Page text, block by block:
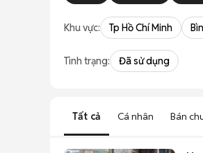
Khu vực: Tp Hồ Chí Minh
Tình trạng: Đã sử dụng
Tất cả Cá nhân Bán